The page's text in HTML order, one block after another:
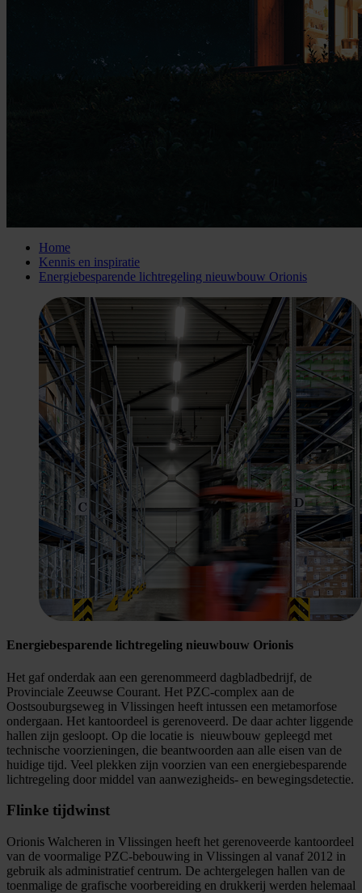
Home
Kennis en inspiratie
Energiebesparende lichtregeling nieuwbouw Orionis
Energiebesparende lichtregeling nieuwbouw Orionis
Het gaf onderdak aan een gerenommeerd dagbladbedrijf, de
Provinciale Zeeuwse Courant. Het PZC-complex aan de
Oostsouburgseweg in Vlissingen heeft intussen een metamorfose
ondergaan. Het kantoordeel is gerenoveerd. De daar achter liggende
hallen zijn gesloopt. Op die locatie is nieuwbouw gepleegd met
technische voorzieningen, die beantwoorden aan alle eisen van de
huidige tijd. Veel plekken zijn voorzien van een energiebesparende
lichtregeling door middel van aanwezigheids- en bewegingsdetectie.
Flinke tijdwinst
Orionis Walcheren in Vlissingen heeft het gerenoveerde kantoordeel
van de voormalige PZC-bebouwing in Vlissingen al vanaf 2012 in
gebruik als administratief centrum. De achtergelegen hallen van de
toenmalige de grafische voorbereiding en drukkerij werden helemaal